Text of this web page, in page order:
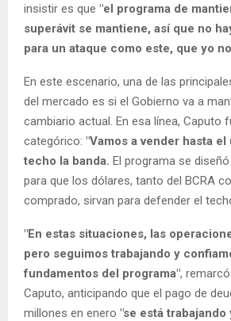
insistir es que "el programa de
superávit se mantiene, así que no
para un ataque como este, que yo
En este escenario, una de las
del mercado es si el Gobierno va a
cambiario actual. En esa línea, Caputo
categórico: "Vamos a vender hasta
techo la banda. El programa se
para que los dólares, tanto del BCRA
comprado, sirvan para defender el
"En estas situaciones, las
pero seguimos trabajando y
fundamentos del programa", remarcó
Caputo, anticipando que el pago de
millones en enero "se está